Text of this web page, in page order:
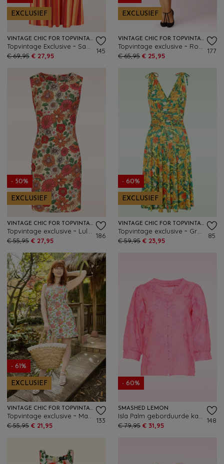
EXCLUSIEF
VINTAGE CHIC FOR TOPVINTAGE
€ 69,95 € 27,95
145
EXCLUSIEF
VINTAGE CHIC FOR TOPVINTAGE
€ 65,95 € 25,95
177
- 50%
EXCLUSIEF
VINTAGE CHIC FOR TOPVINTAGE
€ 55,95 € 27,95
186
- 60%
EXCLUSIEF
VINTAGE CHIC FOR TOPVINTAGE
€ 59,95 € 23,95
85
- 61%
EXCLUSIEF
VINTAGE CHIC FOR TOPVINTAGE
€ 55,95 € 21,95
133
- 60%
SMASHED LEMON
€ 79,95 € 31,95
148